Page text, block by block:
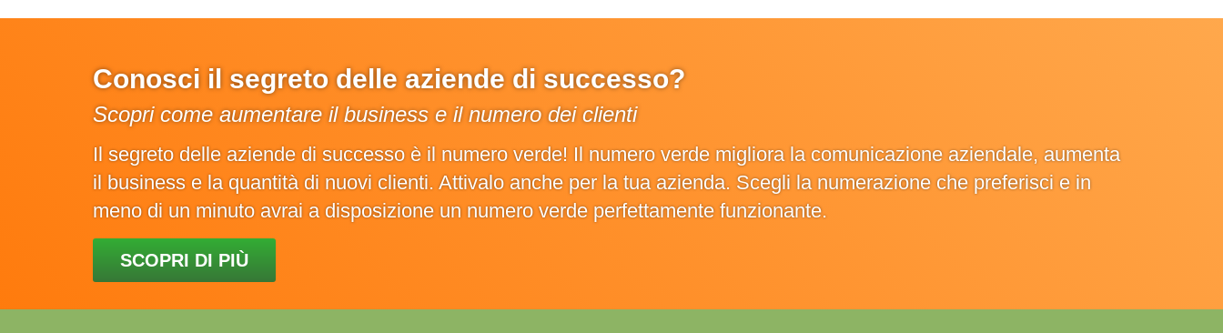
Conosci il segreto delle aziende di successo?
Scopri come aumentare il business e il numero dei clienti
Il segreto delle aziende di successo è il numero verde! Il numero verde migliora la comunicazione aziendale, aumenta
il business e la quantità di nuovi clienti. Attivalo anche per la tua azienda. Scegli la numerazione che preferisci e in
meno di un minuto avrai a disposizione un numero verde perfettamente funzionante.
SCOPRI DI PIÙ